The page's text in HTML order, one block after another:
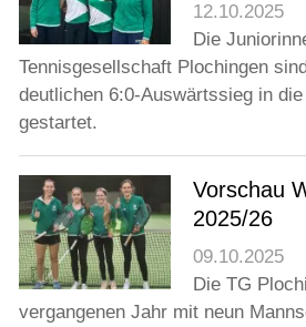
12.10.2025
Die
Tennisgesellschaft Plochingen
deutlichen 6:0-Auswärtssieg in
gestartet.
Vorschau
2025/26
09.10.2025
Die TG
vergangenen Jahr mit neun